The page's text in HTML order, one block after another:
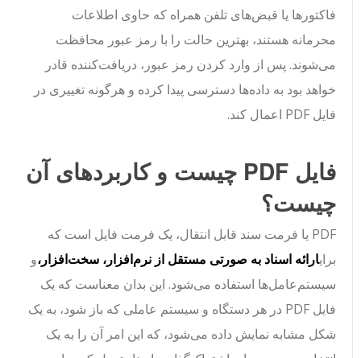
فاکتورها یا قبض‌های تلفن همراه که حاوی اطلاعات
محرمانه هستند، بهترین حالت را با رمز عبور محافظت
می‌شوند. پس از وارد کردن رمز عبور، دریافت‌کننده قادر
خواهد بود به داده‌ها دسترسی پیدا کرده و هرگونه تغییری در
فایل PDF اعمال کند.
فایل PDF چیست و کاربردهای آن
چیست؟
PDF یا فرمت سند قابل انتقال، یک فرمت فایل است که
برای ارائه اسناد به صورتی مستقل از نرم‌افزار، سخت‌افزار،و
سیستم‌عامل‌ها استفاده می‌شود. این بدان معناست که یک
فایل PDF در هر دستگاه و سیستم عاملی که باز شود، به یک
شکل مشابه نمایش داده می‌شود، که این امر آن را به یک